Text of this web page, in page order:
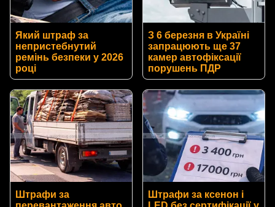
Який штраф за
непристебнутий
ремінь безпеки у 2026
році
З 6 березня в Україні
запрацюють ще 37
камер автофіксації
порушень ПДР
Штрафи за
Штрафи за ксенон і